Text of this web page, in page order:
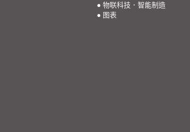
● 物联科技．智能制造
● 图表